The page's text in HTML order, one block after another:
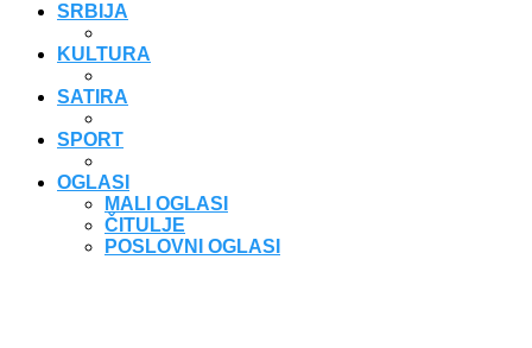
SRBIJA
KULTURA
SATIRA
SPORT
OGLASI
MALI OGLASI
ČITULJE
POSLOVNI OGLASI